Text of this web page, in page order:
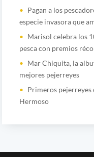
Pagan a los
especie invasora que
Marisol celebra los
pesca con premios
Mar Chiquita, la
mejores pejerreyes
Primeros pejerreyes
Hermoso